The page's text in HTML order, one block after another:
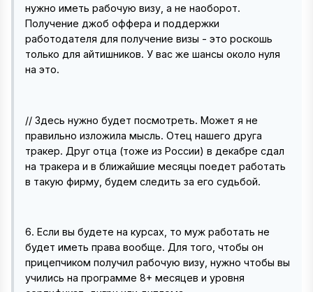
нужно иметь рабочую визу, а не наоборот.
Получение джоб оффера и поддержки
работодателя для получение визы - это роскошь
только для айтишников. У вас же шансы около нуля
на это.
// Здесь нужно будет посмотреть. Может я не
правильно изложила мысль. Отец нашего друга
тракер. Друг отца (тоже из России) в декабре сдал
на тракера и в ближайшие месяцы поедет работать
в такую фирму, будем следить за его судьбой.
6. Если вы будете на курсах, то муж работать не
будет иметь права вообще. Для того, чтобы он
прицепчиком получил рабочую визу, нужно чтобы вы
учились на программе 8+ месяцев и уровня